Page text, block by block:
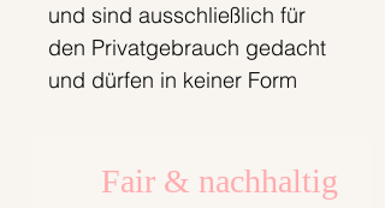
und sind ausschließlich für
den Privatgebrauch gedacht
und dürfen in keiner Form
Fair & nachhaltig